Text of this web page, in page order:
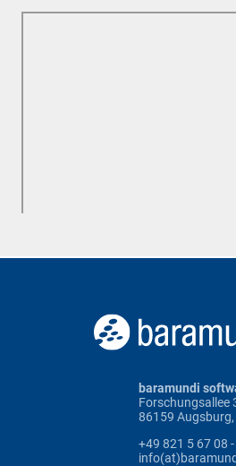
baramundi
Forschungsallee
86159
+49 821 5 67 08 -